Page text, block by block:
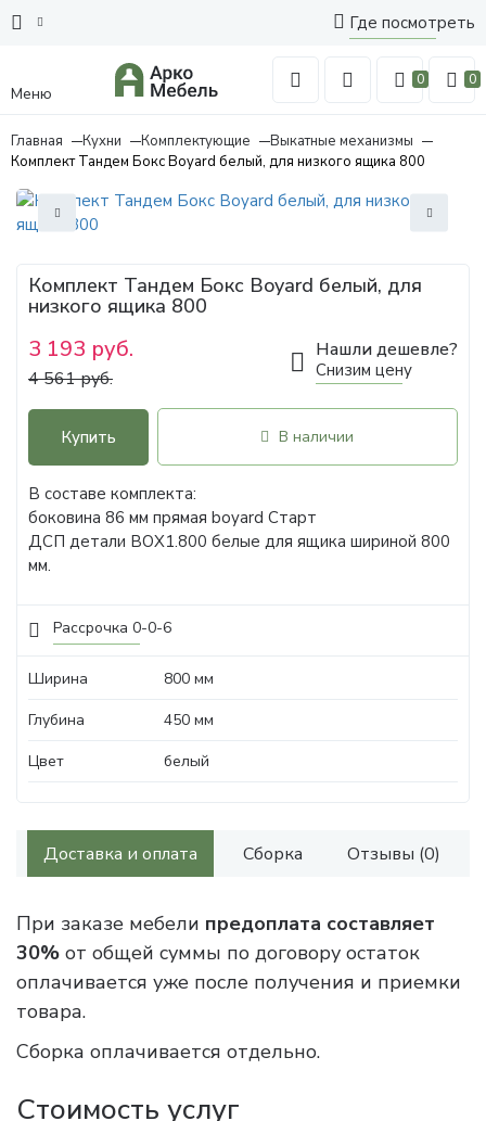
Где посмотреть
Меню
0 0
Главная Кухни Комплектующие
Выкатные механизмы
Комплект Тандем Бокс Boyard белый, для низкого ящика 800
Рассрочка 0-0-6
Комплект Тандем Бокс Boyard белый, для
низкого ящика 800
3 193 руб.
4 561 руб.
Нашли дешевле?
Снизим цену
Купить В наличии
В составе комплекта:
боковина 86 мм прямая boyard Старт
ДСП детали BOX1.800 белые для ящика шириной 800
мм.
Ширина
800 мм
Глубина
450 мм
Цвет
белый
Доставка и оплата Сборка Отзывы (0)
При заказе мебели предоплата составляет
30% от общей суммы по договору остаток
оплачивается уже после получения и приемки
товара.
Сборка оплачивается отдельно.
Стоимость услуг